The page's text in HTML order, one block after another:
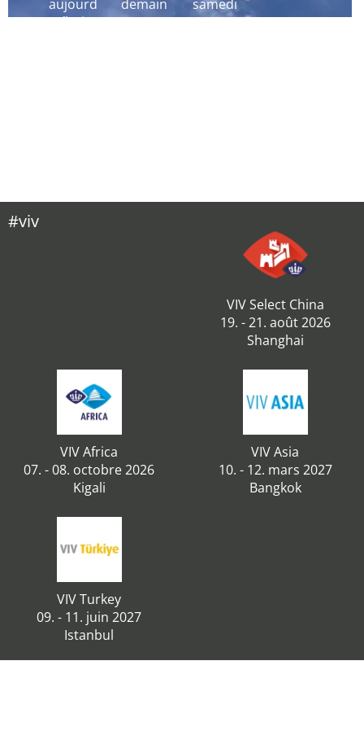
aujourd
´hui
demain samedi
#viv
VIV Select China
19. - 21. août 2026
Shanghai
VIV Africa
07. - 08. octobre 2026
Kigali
VIV Asia
10. - 12. mars 2027
Bangkok
VIV Turkey
09. - 11. juin 2027
Istanbul